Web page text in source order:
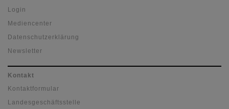
Login
Mediencenter
Datenschutzerklärung
Newsletter
Kontakt
Kontaktformular
Landesgeschäftsstelle